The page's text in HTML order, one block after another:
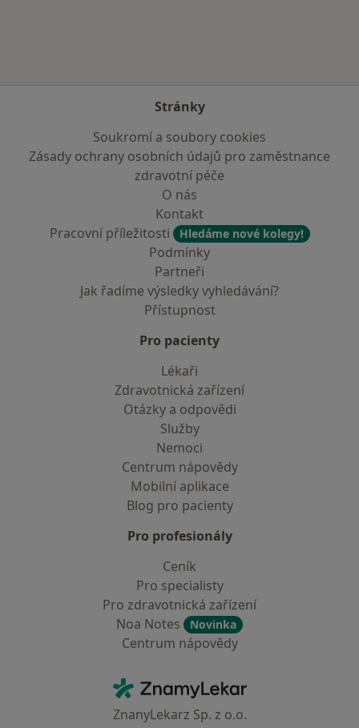
Stránky
Soukromí a soubory cookies
Zásady ochrany osobních údajů pro zaměstnance
zdravotní péče
O nás
Kontakt
Pracovní příležitosti
Hledáme nové kolegy!
Podmínky
Partneři
Jak řadíme výsledky vyhledávání?
Přístupnost
Pro pacienty
Lékaři
Zdravotnická zařízení
Otázky a odpovědi
Služby
Nemoci
Centrum nápovědy
Mobilní aplikace
Blog pro pacienty
Pro profesionály
Ceník
Pro specialisty
Pro zdravotnická zařízení
Noa Notes
Novinka
Centrum nápovědy
ZnamyLekar - Hlavní stránka
ZnanyLekarz Sp. z o.o.